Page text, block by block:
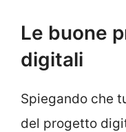
Le buone
digitali
Spiegando che
del progetto